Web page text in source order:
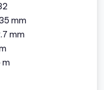
mm
mm
m